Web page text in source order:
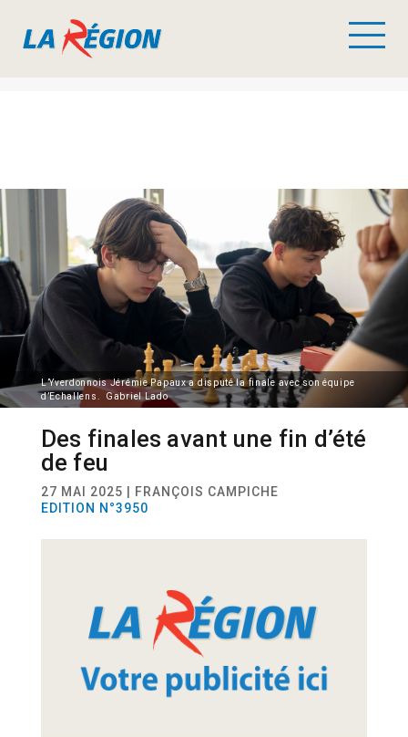
L’Yverdonnois Jérémie Papaux a disputé la finale avec son équipe
d’Echallens. Gabriel Lado
Des finales avant une fin d’été
de feu
27 MAI 2025 | FRANÇOIS CAMPICHE
EDITION N°3950